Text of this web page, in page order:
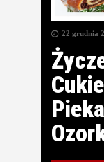
22 grudnia